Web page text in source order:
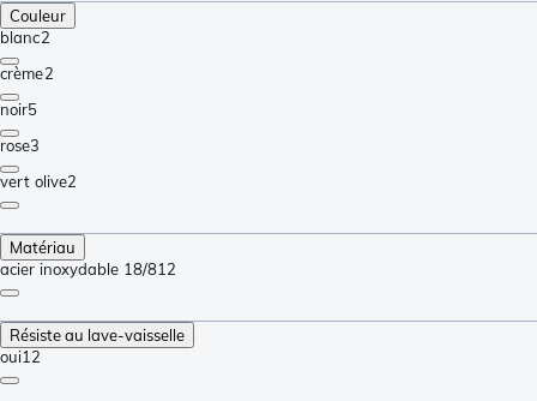
Couleur
blanc2
crème2
noir5
rose3
vert olive2
Matériau
acier inoxydable 18/812
Résiste au lave-vaisselle
oui12